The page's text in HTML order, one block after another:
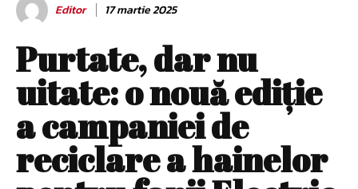
Editor 17 martie 2025
Purtate, dar nu
uitate: o nouă ediție
a campaniei de
reciclare a hainelor